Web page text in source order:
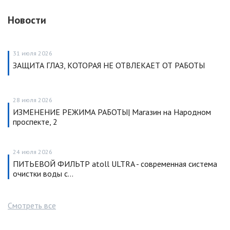
Новости
31 июля 2026
ЗАЩИТА ГЛАЗ, КОТОРАЯ НЕ ОТВЛЕКАЕТ ОТ РАБОТЫ
28 июля 2026
ИЗМЕНЕНИЕ РЕЖИМА РАБОТЫ| Магазин на Народном
проспекте, 2
24 июля 2026
ПИТЬЕВОЙ ФИЛЬТР atoll ULTRA - современная система
очистки воды с…
Смотреть все